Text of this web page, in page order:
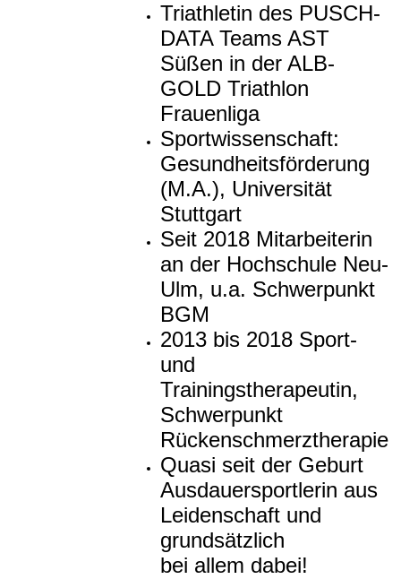
Triathletin des PUSCH-
DATA Teams AST
Süßen in der ALB-
GOLD Triathlon
Frauenliga
Sportwissenschaft:
Gesundheitsförderung
(M.A.), Universität
Stuttgart
Seit 2018 Mitarbeiterin
an der Hochschule Neu-
Ulm, u.a. Schwerpunkt
BGM
2013 bis 2018 Sport-
und
Trainingstherapeutin,
Schwerpunkt
Rückenschmerztherapie
Quasi seit der Geburt
Ausdauersportlerin aus
Leidenschaft und
grundsätzlich
bei allem dabei!